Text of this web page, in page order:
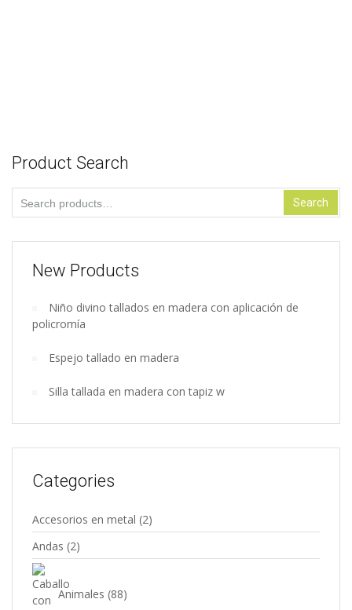
Product Search
for:
Search
New Products
Niño divino tallados en madera con aplicación de
policromía
Espejo tallado en madera
Silla tallada en madera con tapiz w
Categories
Accesorios en metal (2)
Andas (2)
Animales (88)